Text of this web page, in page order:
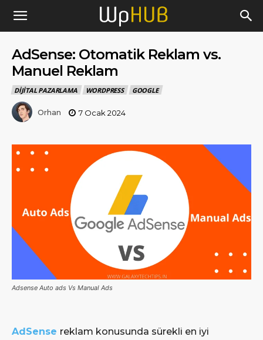
AdSense: Otomatik Reklam vs.
Manuel Reklam
DIJITAL PAZARLAMA WORDPRESS GOOGLE
Orhan 7 Ocak 2024
Adsense Auto ads Vs Manual Ads
AdSense reklam konusunda sürekli en iyi